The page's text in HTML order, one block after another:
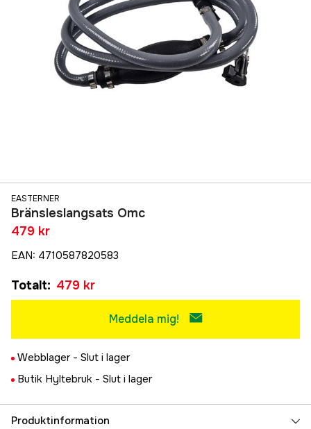
EASTERNER
Bränsleslangsats Omc
479 kr
EAN: 4710587820583
Totalt: 479 kr
Meddela mig!
Webblager - Slut i lager
Butik Hyltebruk - Slut i lager
Produktinformation